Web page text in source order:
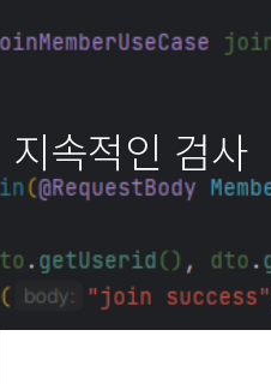
속적인 검사